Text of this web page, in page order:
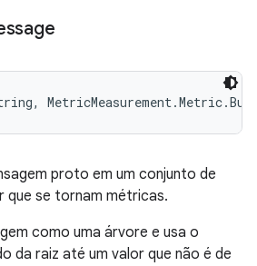
proto em um conjunto de
que se tornam métricas.
como uma árvore e usa o
da raiz até um valor que não é de